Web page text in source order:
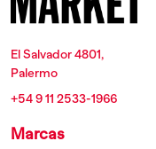
El Salvador 4801,
Palermo
+54 9 11 2533-1966
Marcas